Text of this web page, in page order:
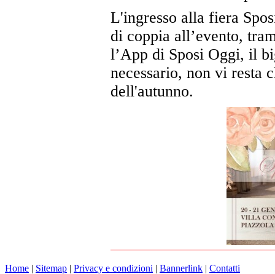
L'ingresso alla fiera
di coppia all’evento,
l’App di Sposi Oggi, il
necessario, non vi resta
dell'autunno.
Home | Sitemap | Privacy e condizioni | Bannerlink | Contatti